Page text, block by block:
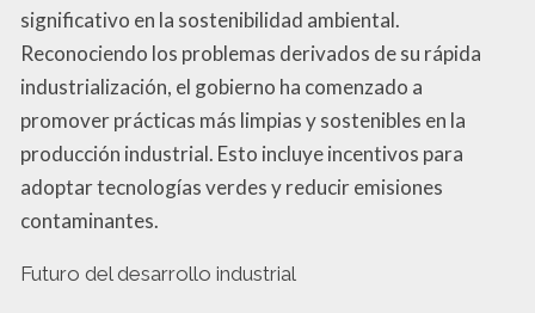
significativo en la sostenibilidad ambiental.
Reconociendo los problemas derivados de su rápida
industrialización, el gobierno ha comenzado a
promover prácticas más limpias y sostenibles en la
producción industrial. Esto incluye incentivos para
adoptar tecnologías verdes y reducir emisiones
contaminantes.
Futuro del desarrollo industrial